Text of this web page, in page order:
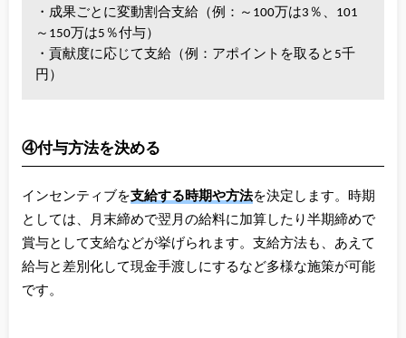
・成果ごとに変動割合支給（例：～100万は3％、101
～150万は5％付与）
・貢献度に応じて支給（例：アポイントを取ると5千
円）
④付与方法を決める
インセンティブを支給する時期や方法を決定します。時期
としては、月末締めで翌月の給料に加算したり半期締めで
賞与として支給などが挙げられます。支給方法も、あえて
給与と差別化して現金手渡しにするなど多様な施策が可能
です。